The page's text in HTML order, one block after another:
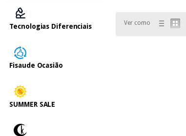
Tecnologias Diferenciais
Fisaude Ocasião
SUMMER SALE
Ver como